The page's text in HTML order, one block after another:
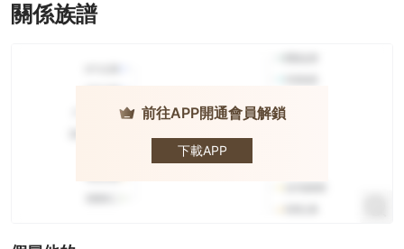
關係族譜
前往APP開通會員解鎖
下載APP
· 卓德